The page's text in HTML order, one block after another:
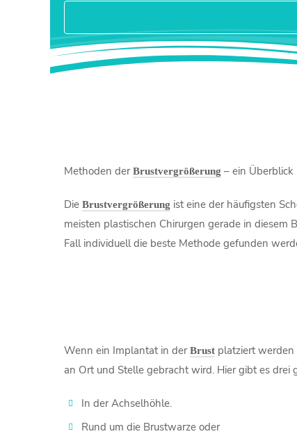
Methoden derBrustvergrößerung – ein Überblick
Die Brustvergrößerung ist eine der häufigsten
meisten plastischen Chirurgen gerade in diesem
Fall individuell die beste Methode gefunden
Wenn ein Implantat in derBrust platziert
an Ort und Stelle gebracht wird. Hier gibt es drei
In der Achselhöhle.
Rund um die Brustwarze oder